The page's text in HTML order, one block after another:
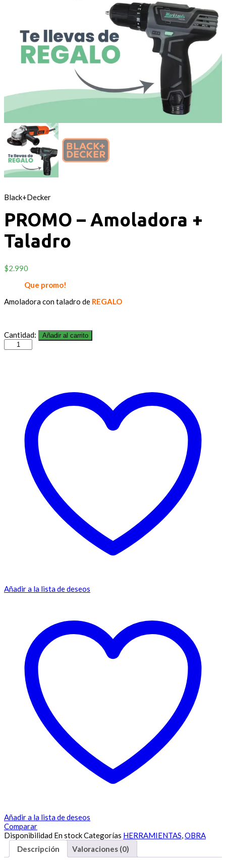
Black+Decker
PROMO – Amoladora +
Taladro
$2.990
Que promo!
Amoladora con taladro de REGALO
Cantidad: Añadir al carrito
Añadir a la lista de deseos
Añadir a la lista de deseos
Comparar
Disponibilidad En stockCategorías HERRAMIENTAS,OBRA
Descripción
Valoraciones (0)